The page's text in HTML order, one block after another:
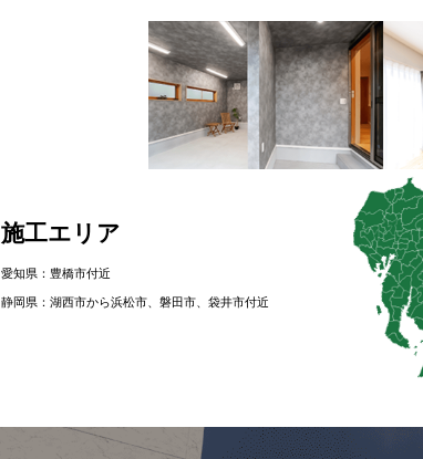
施工エリア
愛知県：豊橋市付近
静岡県：湖⻄市から浜松市、磐⽥市、袋井市付近